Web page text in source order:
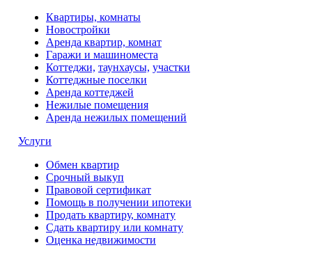
Квартиры, комнаты
Новостройки
Аренда квартир, комнат
Гаражи и машиноместа
Коттеджи, таунхаусы, участки
Коттеджные поселки
Аренда коттеджей
Нежилые помещения
Аренда нежилых помещений
Услуги
Обмен квартир
Срочный выкуп
Правовой сертификат
Помощь в получении ипотеки
Продать квартиру, комнату
Сдать квартиру или комнату
Оценка недвижимости